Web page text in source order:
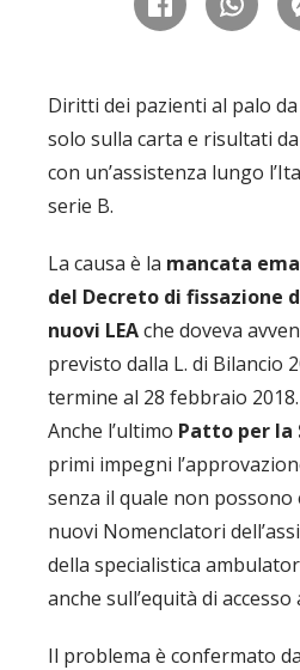
Diritti dei pazienti al palo
solo sulla carta e risultati
con un’assistenza lungo
serie B.
La causa è la mancata
del Decreto di fissazione
nuovi LEAche doveva
previsto dalla L. di Bilancio
termine al 28 febbraio 2018.
Anche l’ultimo Patto per la
primi impegni
senza il quale non
nuovi Nomenclatori
della specialistica
anche sull’equità di accesso
Il problema è confermato